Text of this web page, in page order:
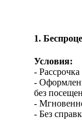
1.
Условия:
-
-
без
-
- Без